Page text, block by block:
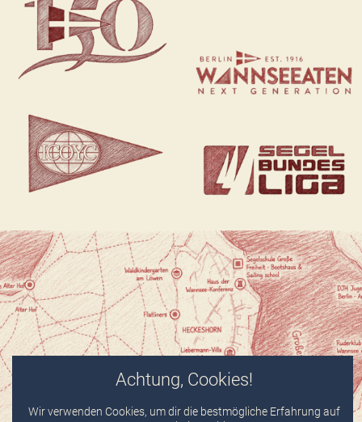
Achtung, Cookies!
Wir verwenden Cookies, um dir die bestmögliche Erfahrung auf